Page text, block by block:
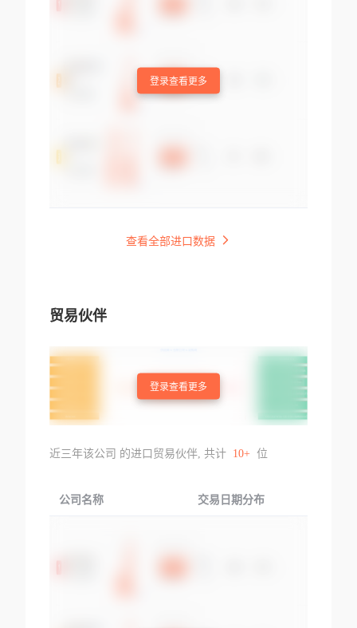
登录查看更多
查看全部进口数据
贸易伙伴
登录查看更多
近三年该公司 的进口贸易伙伴, 共计 10+ 位
公司名称 交易日期分布